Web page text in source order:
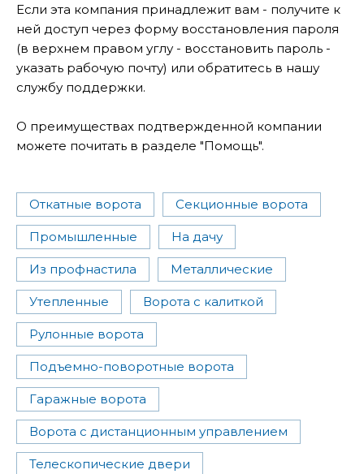
Если эта компания принадлежит вам - получите к
ней доступ через форму восстановления пароля
(в верхнем правом углу - восстановить пароль -
указать рабочую почту) или обратитесь в нашу
службу поддержки.
О преимуществах подтвержденной компании
можете почитать в разделе "Помощь".
Откатные ворота Секционные ворота
Промышленные На дачу
Из профнастила Металлические
Утепленные Ворота с калиткой
Рулонные ворота
Подъемно-поворотные ворота
Гаражные ворота
Ворота с дистанционным управлением
Телескопические двери